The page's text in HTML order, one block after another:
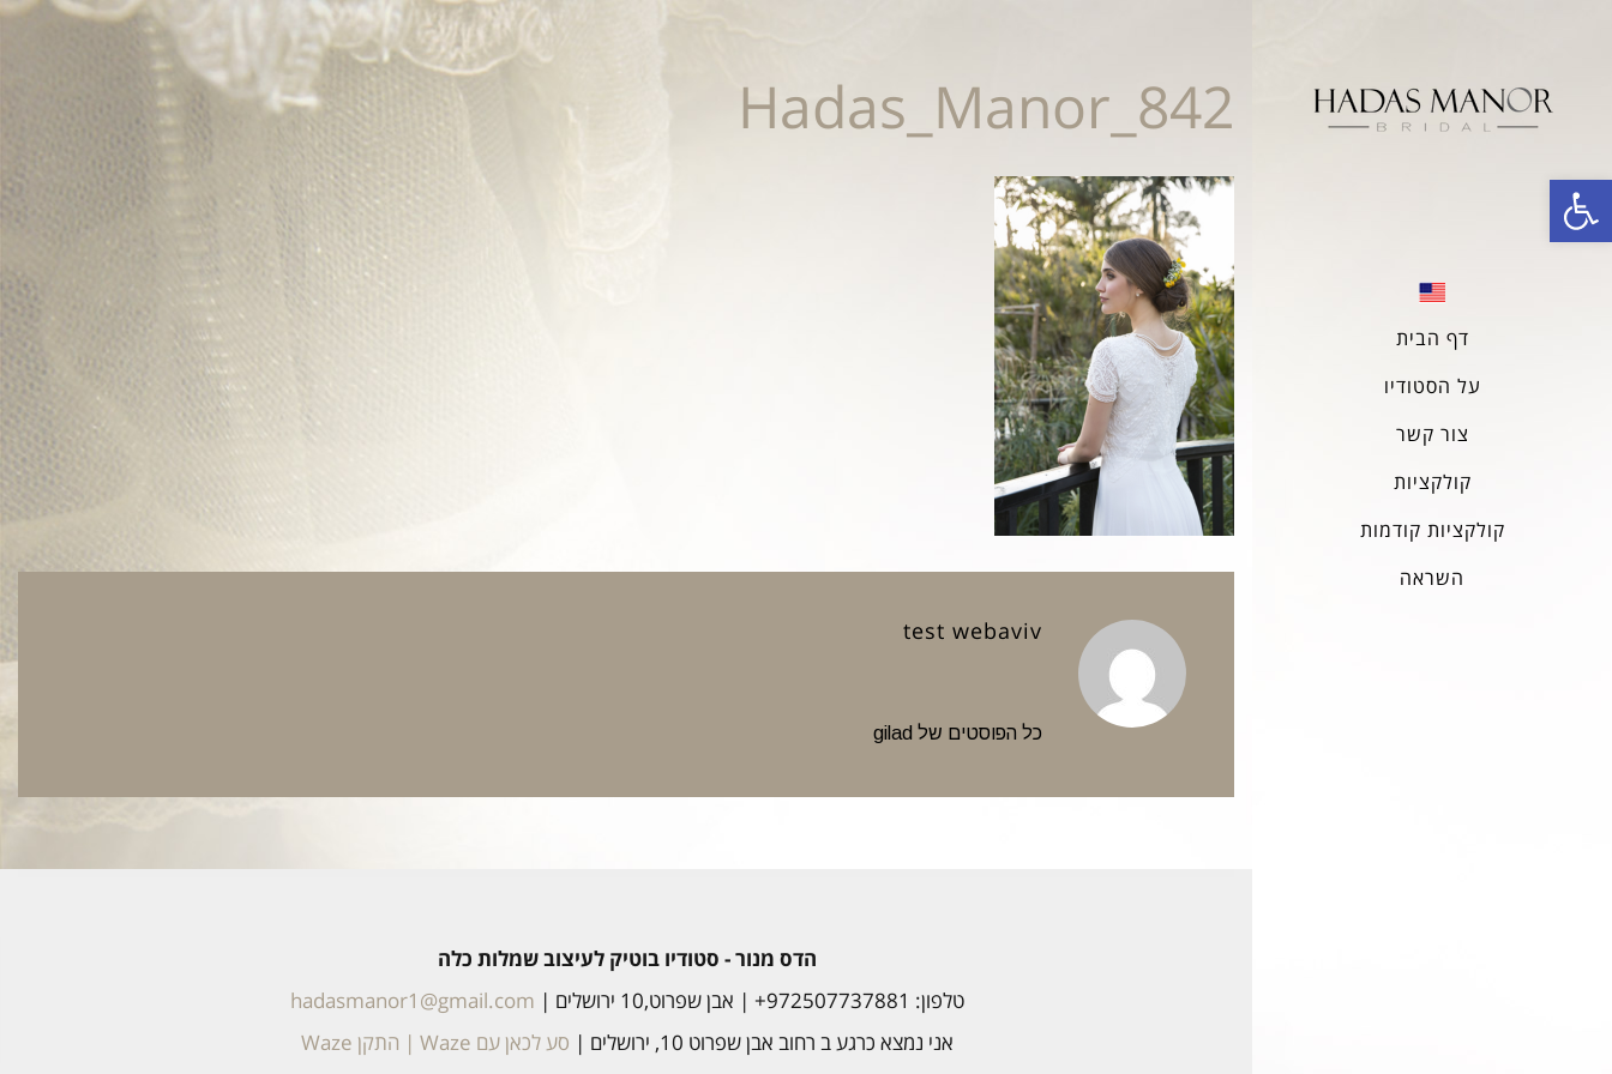
פתח סרגל נגישות
דף הבית
על הסטודיו
צור קשר
קולקציות
קולקציות קודמות
השראה
Hadas_Manor_842
test webaviv
כל הפוסטים של gilad
הדס מנור - סטודיו בוטיק לעיצוב שמלות כלה
טלפון: 972507737881+ | אבן שפרוט,10 ירושלים |
hadasmanor1@gmail.com
אני נמצא כרגע ב רחוב אבן שפרוט 10, ירושלים |
סע לכאן עם Waze | התקן Waze